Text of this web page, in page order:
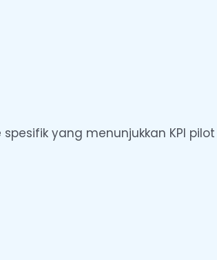
yang menunjukkan KPI pilot